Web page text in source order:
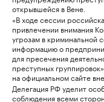
открывшейся в Вене.
«В ходе сессии
привлечении внимания
угрозам в криминальной
информацию о
для пресечения
преступных
на официальном сайте
Делегация РФ уделит
соблюдения всеми